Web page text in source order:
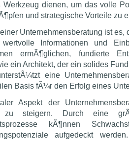
Werkzeug dienen, um das volle
und strategische Vorteile zu
Unternehmensberatung ist es,
wertvolle Informationen und
ermÃ¶glichen, fundierte
ein Architekt, der ein solides
eine
Basis fÃ¼r den Erfolg eines
Aspekt der
zu steigern. Durch eine
kÃ¶nnen
aufgedeckt